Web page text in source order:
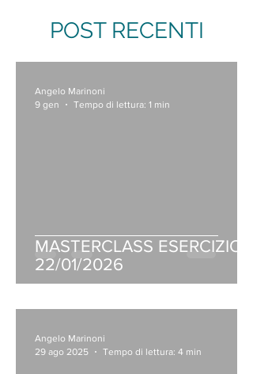
POST RECENTI
MASTERCLASS ESERCIZIO
22/01/2026
Angelo Marinoni
9 gen
Tempo di lettura: 1 min
Angelo Marinoni
29 ago 2025
Tempo di lettura: 4 min